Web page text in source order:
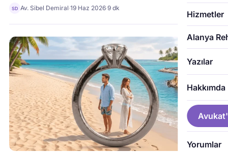
Hizmetler
Alanya
Yazılar
Hakkımda
Yorumlar
SD Av. Sibel Demiral·19 Haz 2026·9 dk